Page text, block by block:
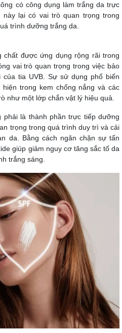
có công dụng làm trắng da trực
lại có vai trò quan trọng trong
trình dưỡng trắng da.
chất được ứng dụng rộng rãi trong
vai trò quan trọng trong việc bảo
tia UVB. Sự sử dụng phổ biến
hiện trong kem chống nắng và các
như một lớp chắn vật lý hiệu quả.
phải là thành phần trực tiếp dưỡng
trọng trong quá trình duy trì và cải
da. Bằng cách ngăn chặn sự tấn
giúp giảm nguy cơ tăng sắc tố da
trắng sáng.